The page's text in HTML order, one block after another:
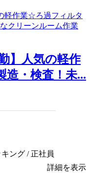
】人気の軽作
・検査！未...
ング / 正社員
詳細を表示